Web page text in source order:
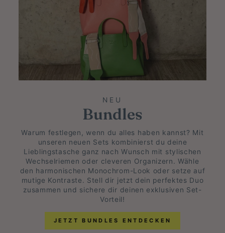
NEU
Bundles
Warum festlegen, wenn du alles haben kannst? Mit
unseren neuen Sets kombinierst du deine
Lieblingstasche ganz nach Wunsch mit stylischen
Wechselriemen oder cleveren Organizern. Wähle
den harmonischen Monochrom-Look oder setze auf
mutige Kontraste. Stell dir jetzt dein perfektes Duo
zusammen und sichere dir deinen exklusiven Set-
Vorteil!
JETZT BUNDLES ENTDECKEN